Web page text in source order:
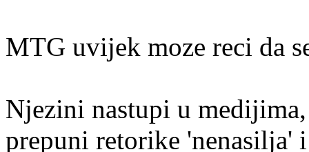
MTG uvijek moze reci da
Njezini nastupi u
prepuni retorike 'nenasilja'